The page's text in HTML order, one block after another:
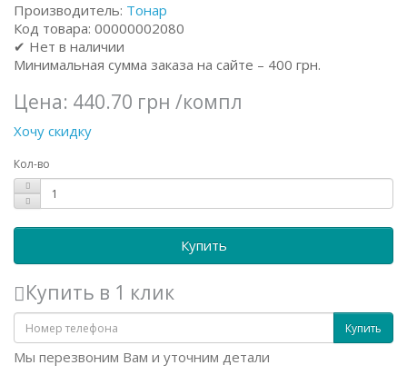
Производитель: Тонар
Код товара: 00000002080
✔ Нет в наличии
Минимальная сумма заказа на сайте – 400 грн.
Цена: 440.70 грн /компл
Хочу скидку
Кол-во
Купить
Купить в 1 клик
Купить
Мы перезвоним Вам и уточним детали